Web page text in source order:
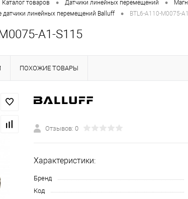
Каталог товаров • Датчики линейных перемещений •
датчики линейных перемещений Balluff • BTL6-A110-M0075-
A1-S115
ПОХОЖИЕ ТОВАРЫ
Отзывов: 0
Характеристики:
Бренд
Код